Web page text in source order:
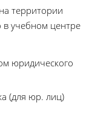
территории
в учебном центре
юридического
(для юр. лиц)